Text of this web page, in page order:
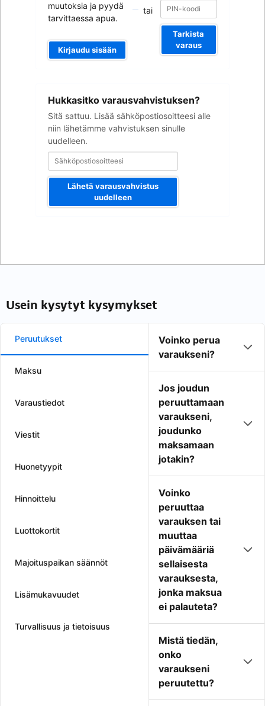
muutoksia ja pyydä
tarvittaessa apua.
Kirjaudu sisään
tai
Tarkista
varaus
Hukkasitko varausvahvistuksen?
Sitä sattuu. Lisää sähköpostiosoitteesi alle
niin lähetämme vahvistuksen sinulle
uudelleen.
Lähetä varausvahvistus
uudelleen
Usein kysytyt kysymykset
Peruutukset
Maksu
Varaustiedot
Viestit
Huonetyypit
Hinnoittelu
Luottokortit
Majoituspaikan säännöt
Lisämukavuudet
Turvallisuus ja tietoisuus
Voinko perua
varaukseni?
Jos joudun
peruuttamaan
varaukseni,
joudunko
maksamaan
jotakin?
Voinko
peruuttaa
varauksen tai
muuttaa
päivämääriä
sellaisesta
varauksesta,
jonka maksua
ei palauteta?
Mistä tiedän,
onko
varaukseni
peruutettu?